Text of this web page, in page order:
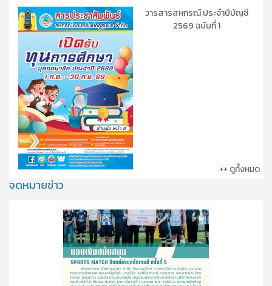
วารสารสหกรณ์ ประจำปีบัญชี
2569 ฉบับที่ 1
++ ดูทั้งหมด
จดหมายข่าว